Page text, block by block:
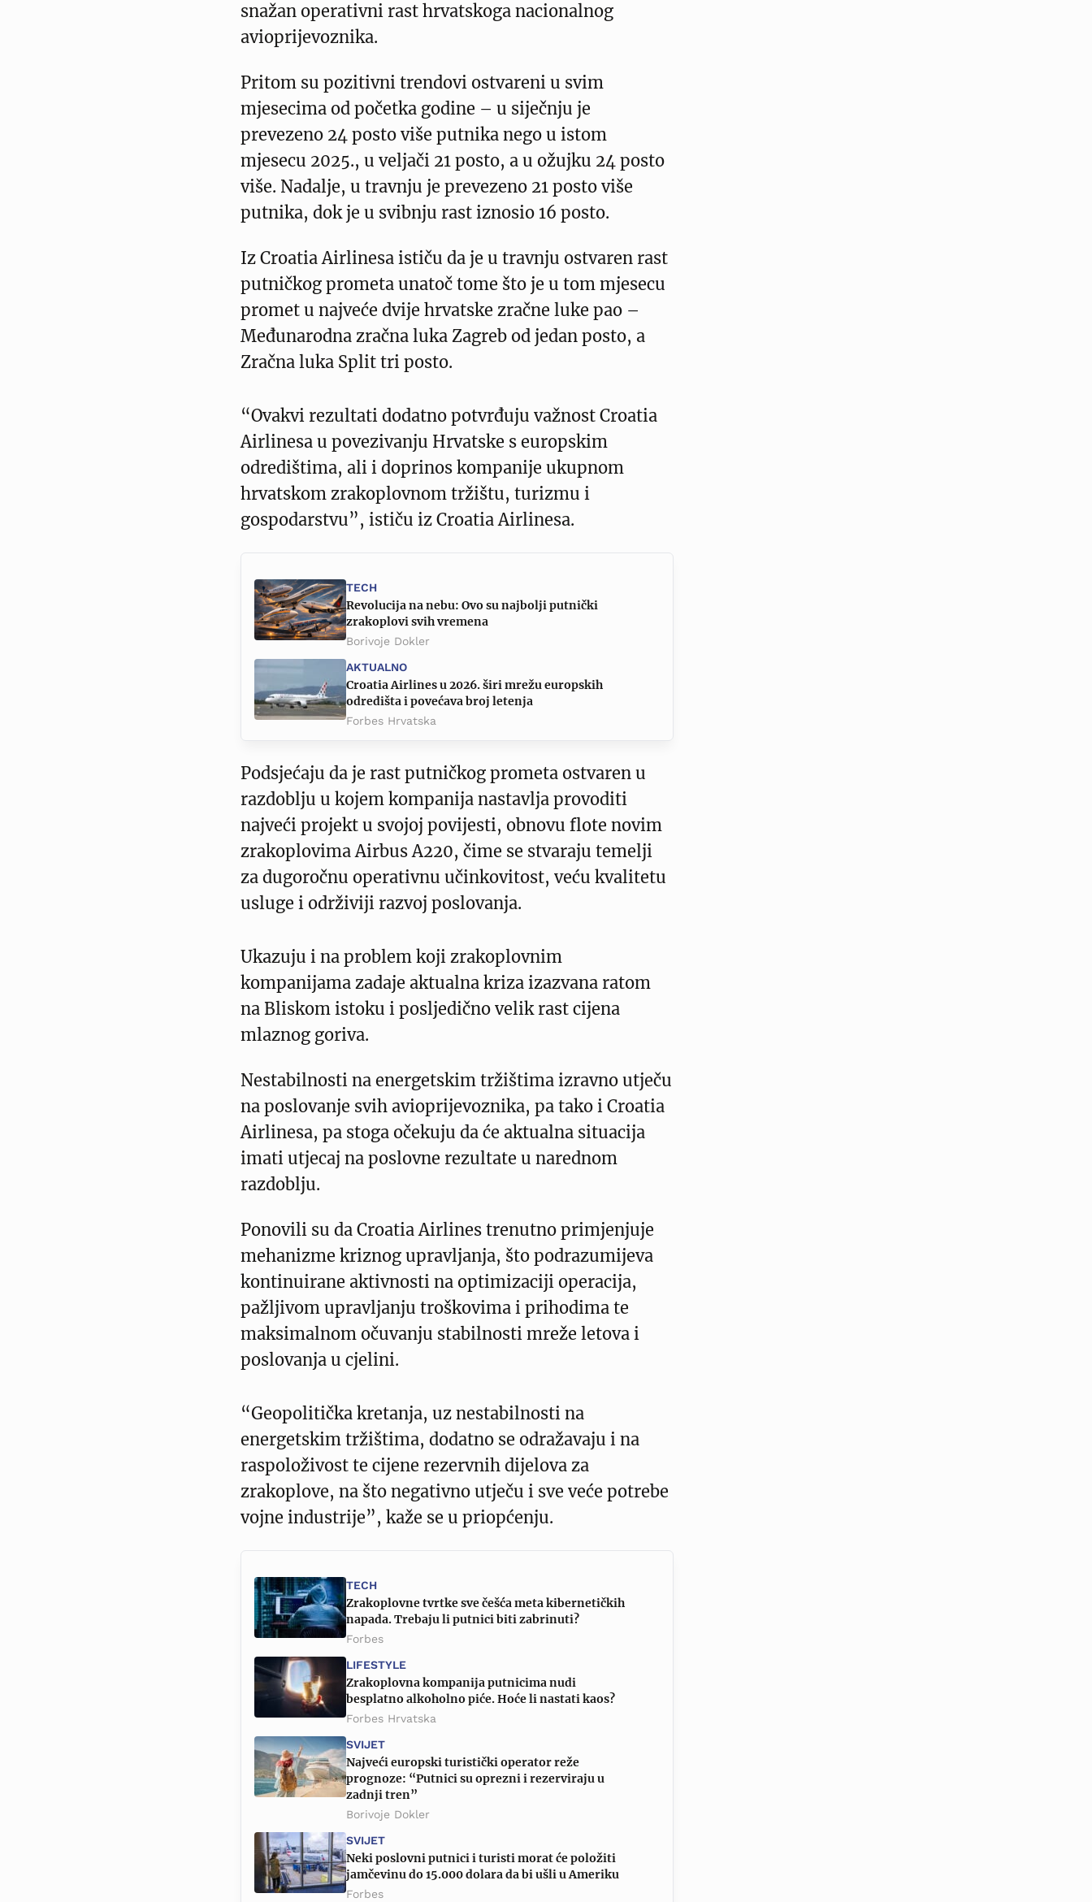
snažan operativni rast hrvatskoga nacionalnog
avioprijevoznika.
Pritom su pozitivni trendovi ostvareni u svim
mjesecima od početka godine – u siječnju je
prevezeno 24 posto više putnika nego u istom
mjesecu 2025., u veljači 21 posto, a u ožujku 24 posto
više. Nadalje, u travnju je prevezeno 21 posto više
putnika, dok je u svibnju rast iznosio 16 posto.
Iz Croatia Airlinesa ističu da je u travnju ostvaren rast
putničkog prometa unatoč tome što je u tom mjesecu
promet u najveće dvije hrvatske zračne luke pao –
Međunarodna zračna luka Zagreb od jedan posto, a
Zračna luka Split tri posto.
“Ovakvi rezultati dodatno potvrđuju važnost Croatia
Airlinesa u povezivanju Hrvatske s europskim
odredištima, ali i doprinos kompanije ukupnom
hrvatskom zrakoplovnom tržištu, turizmu i
gospodarstvu”, ističu iz Croatia Airlinesa.
TECH
Revolucija na nebu: Ovo su najbolji putnički
zrakoplovi svih vremena
Borivoje Dokler
AKTUALNO
Croatia Airlines u 2026. širi mrežu europskih
odredišta i povećava broj letenja
Forbes Hrvatska
Podsjećaju da je rast putničkog prometa ostvaren u
razdoblju u kojem kompanija nastavlja provoditi
najveći projekt u svojoj povijesti, obnovu flote novim
zrakoplovima Airbus A220, čime se stvaraju temelji
za dugoročnu operativnu učinkovitost, veću kvalitetu
usluge i održiviji razvoj poslovanja.
Ukazuju i na problem koji zrakoplovnim
kompanijama zadaje aktualna kriza izazvana ratom
na Bliskom istoku i posljedično velik rast cijena
mlaznog goriva.
Nestabilnosti na energetskim tržištima izravno utječu
na poslovanje svih avioprijevoznika, pa tako i Croatia
Airlinesa, pa stoga očekuju da će aktualna situacija
imati utjecaj na poslovne rezultate u narednom
razdoblju.
Ponovili su da Croatia Airlines trenutno primjenjuje
mehanizme kriznog upravljanja, što podrazumijeva
kontinuirane aktivnosti na optimizaciji operacija,
pažljivom upravljanju troškovima i prihodima te
maksimalnom očuvanju stabilnosti mreže letova i
poslovanja u cjelini.
“Geopolitička kretanja, uz nestabilnosti na
energetskim tržištima, dodatno se odražavaju i na
raspoloživost te cijene rezervnih dijelova za
zrakoplove, na što negativno utječu i sve veće potrebe
vojne industrije”, kaže se u priopćenju.
TECH
Zrakoplovne tvrtke sve češća meta kibernetičkih
napada. Trebaju li putnici biti zabrinuti?
Forbes
LIFESTYLE
Zrakoplovna kompanija putnicima nudi
besplatno alkoholno piće. Hoće li nastati kaos?
Forbes Hrvatska
SVIJET
Najveći europski turistički operator reže
prognoze: “Putnici su oprezni i rezerviraju u
zadnji tren”
Borivoje Dokler
SVIJET
Neki poslovni putnici i turisti morat će položiti
jamčevinu do 15.000 dolara da bi ušli u Ameriku
Forbes